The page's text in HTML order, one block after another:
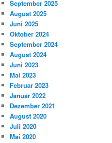
September 2025
August 2025
Juni 2025
Oktober 2024
September 2024
August 2024
Juni 2023
Mai 2023
Februar 2023
Januar 2022
Dezember 2021
August 2020
Juli 2020
Mai 2020